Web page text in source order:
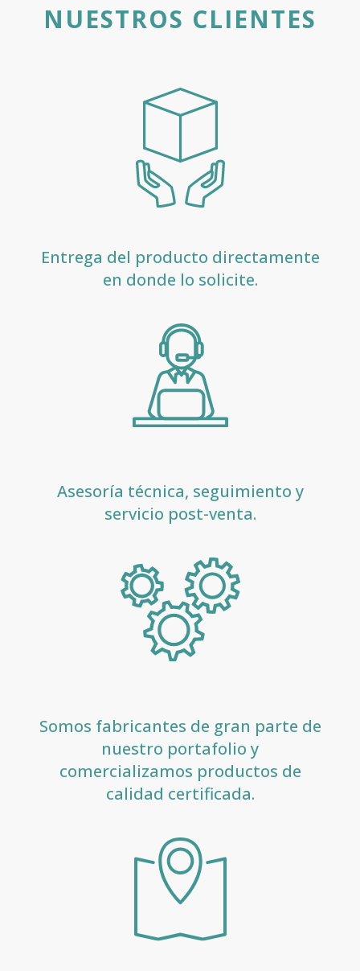
NUESTROS CLIENTES
Entrega del producto directamente
en donde lo solicite.
Asesoría técnica, seguimiento y
servicio post-venta.
Somos fabricantes de gran parte de
nuestro portafolio y
comercializamos productos de
calidad certificada.